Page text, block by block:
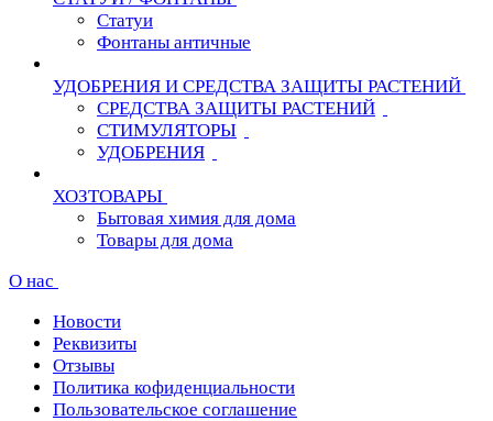
Статуи
Фонтаны античные
УДОБРЕНИЯ И СРЕДСТВА ЗАЩИТЫ РАСТЕНИЙ
СРЕДСТВА ЗАЩИТЫ РАСТЕНИЙ
СТИМУЛЯТОРЫ
УДОБРЕНИЯ
ХОЗТОВАРЫ
Бытовая химия для дома
Товары для дома
О нас
Новости
Реквизиты
Отзывы
Политика кофиденциальности
Пользовательское соглашение